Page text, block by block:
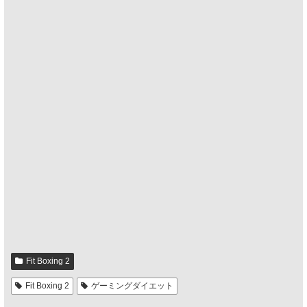
Fit Boxing 2
Fit Boxing 2 ゲーミングダイエット